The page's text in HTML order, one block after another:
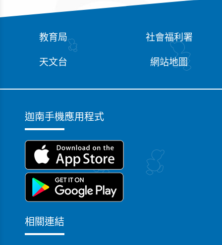
教育局
社會福利署
天文台
網站地圖
迦南手機應用程式
相關連結